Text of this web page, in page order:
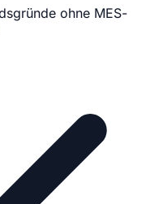
ohne MES-